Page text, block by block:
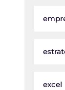
excel